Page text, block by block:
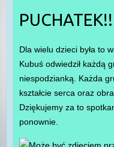
Dla wielu dzieci była to
Kubuś odwiedził każdą
niespodzianką. Każda
kształcie serca oraz
Dziękujemy za to
ponownie.